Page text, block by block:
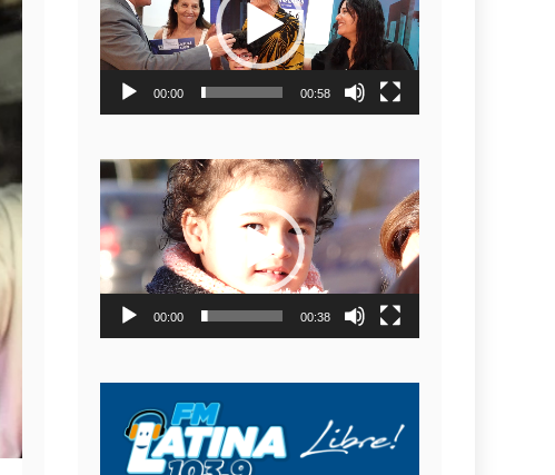
video
00:00 00:58
Reproductor
de
video
00:00 00:38